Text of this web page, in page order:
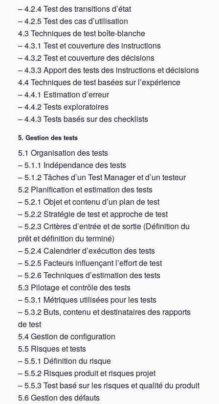
– 4.2.4 Test des transitions d’état
– 4.2.5 Test des cas d’utilisation
4.3 Techniques de test boîte-blanche
– 4.3.1 Test et couverture des instructions
– 4.3.2 Test et couverture des décisions
– 4.3.3 Apport des tests des instructions et décisions
4.4 Techniques de test basées sur l’expérience
– 4.4.1 Estimation d’erreur
– 4.4.2 Tests exploratoires
– 4.4.3 Tests basés sur des checklists
5. Gestion des tests
5.1 Organisation des tests
– 5.1.1 Indépendance des tests
– 5.1.2 Tâches d’un Test Manager et d’un testeur
5.2 Planification et estimation des tests
– 5.2.1 Objet et contenu d’un plan de test
– 5.2.2 Stratégie de test et approche de test
– 5.2.3 Critères d’entrée et de sortie (Définition du
prêt et définition du terminé)
– 5.2.4 Calendrier d’exécution des tests
– 5.2.5 Facteurs influençant l’effort de test
– 5.2.6 Techniques d’estimation des tests
5.3 Pilotage et contrôle des tests
– 5.3.1 Métriques utilisées pour les tests
– 5.3.2 Buts, contenu et destinataires des rapports
de test
5.4 Gestion de configuration
5.5 Risques et tests
– 5.5.1 Définition du risque
– 5.5.2 Risques produit et risques projet
– 5.5.3 Test basé sur les risques et qualité du produit
5.6 Gestion des défauts